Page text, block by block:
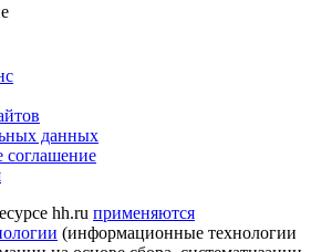
данных
соглашение
hh.ru применяются
(информационные технологии